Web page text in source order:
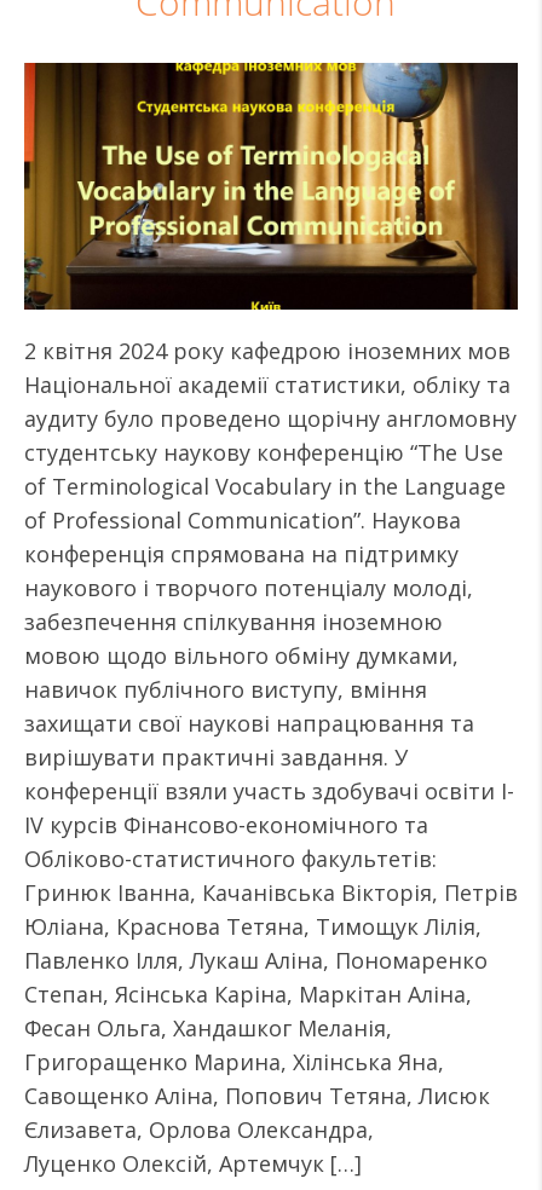
2 квітня 2024 року кафедрою іноземних мов
Національної академії статистики, обліку та
аудиту було проведено щорічну англомовну
студентську наукову конференцію “The Use
of Terminological Vocabulary in the Language
of Professional Communication”. Наукова
конференція спрямована на підтримку
наукового і творчого потенціалу молоді,
забезпечення спілкування іноземною
мовою щодо вільного обміну думками,
навичок публічного виступу, вміння
захищати свої наукові напрацювання та
вирішувати практичні завдання. У
конференції взяли участь здобувачі освіти І-
IV курсів Фінансово-економічного та
Обліково-статистичного факультетів:
Гринюк Іванна, Качанівська Вікторія, Петрів
Юліана, Краснова Тетяна, Тимощук Лілія,
Павленко Ілля, Лукаш Аліна, Пономаренко
Степан, Ясінська Каріна, Маркітан Аліна,
Фесан Ольга, Хандашког Меланія,
Григоращенко Марина, Хілінська Яна,
Савощенко Аліна, Попович Тетяна, Лисюк
Єлизавета, Орлова Олександра,
Луценко Олексій, Артемчук […]